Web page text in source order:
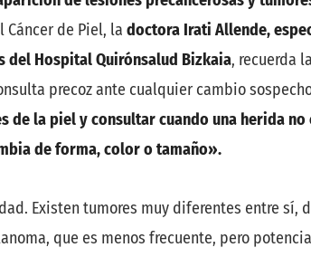
Cáncer de Piel, la doctora Irati Allende,
del Hospital Quirónsalud Bizkaia, recuerda
precoz ante cualquier cambio
de la piel y consultar cuando una herida
de forma, color o tamaño».
Existen tumores muy diferentes entre sí,
que es menos frecuente, pero